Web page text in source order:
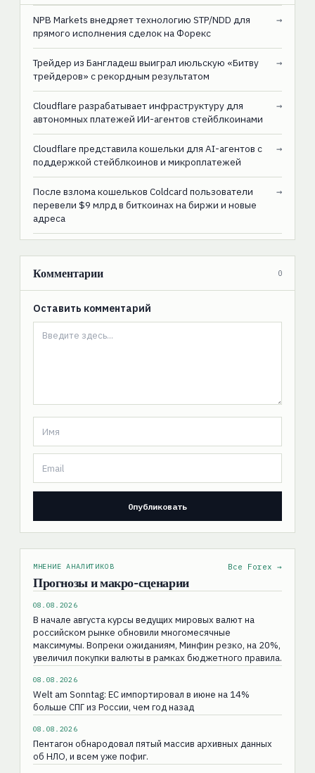
NPB Markets внедряет технологию STP/NDD для
прямого исполнения сделок на Форекс
→
Трейдер из Бангладеш выиграл июльскую «Битву
трейдеров» с рекордным результатом
→
Cloudflare разрабатывает инфраструктуру для
автономных платежей ИИ-агентов стейблкоинами
→
Cloudflare представила кошельки для AI-агентов с
поддержкой стейблкоинов и микроплатежей
→
После взлома кошельков Coldcard пользователи
перевели $9 млрд в биткоинах на биржи и новые
адреса
→
Комментарии 0
Оставить комментарий
МНЕНИЕ АНАЛИТИКОВ
Прогнозы и макро-сценарии
Все Forex →
08.08.2026
В начале августа курсы ведущих мировых валют на
российском рынке обновили многомесячные
максимумы. Вопреки ожиданиям, Минфин резко, на 20%,
увеличил покупки валюты в рамках бюджетного правила.
08.08.2026
Welt am Sonntag: ЕС импортировал в июне на 14%
больше СПГ из России, чем год назад
08.08.2026
Пентагон обнародовал пятый массив архивных данных
об НЛО, и всем уже пофиг.